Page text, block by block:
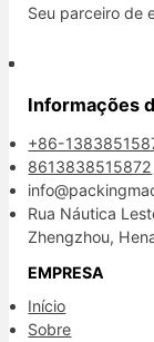
Seu parceiro de
Informações
+86-
8613838515872
Rua Náutica
Zhengzhou,
EMPRESA
Início
Sobre